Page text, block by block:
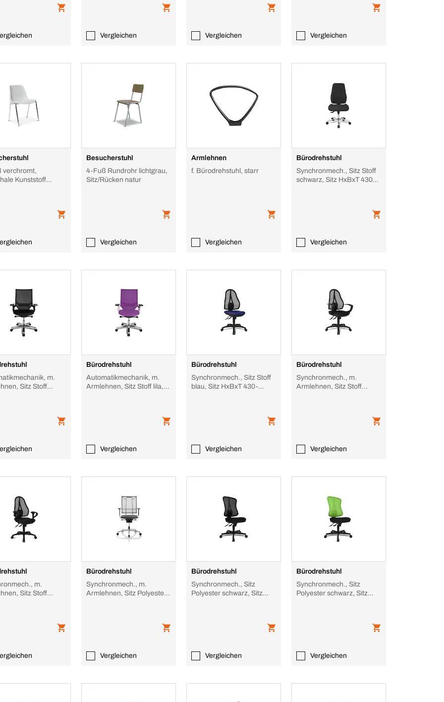
Vergleichen Vergleichen Vergleichen
verchromt,
Kunststoff
Besucherstuhl
4-Fuß Rundrohr lichtgrau,
Sitz/Rücken natur
Vergleichen
Armlehnen
f. Bürodrehstuhl, starr
Vergleichen
Bürodrehstuhl
Synchronmech., Sitz Stoff
schwarz, Sitz HxBxT 430-
Vergleichen
m.
Sitz Stoff
Bürodrehstuhl
Automatikmechanik, m.
Armlehnen, Sitz Stoff lila,
Vergleichen
Bürodrehstuhl
Synchronmech., Sitz Stoff
blau, Sitz HxBxT 430-
Vergleichen
Bürodrehstuhl
Synchronmech., m.
Armlehnen, Sitz Stoff
Vergleichen
m.
Sitz Stoff
Bürodrehstuhl
Synchronmech., m.
Armlehnen, Sitz Polyester
Vergleichen
Bürodrehstuhl
Synchronmech., Sitz
Polyester schwarz, Sitz
Vergleichen
Bürodrehstuhl
Synchronmech., Sitz
Polyester schwarz, Sitz
Vergleichen